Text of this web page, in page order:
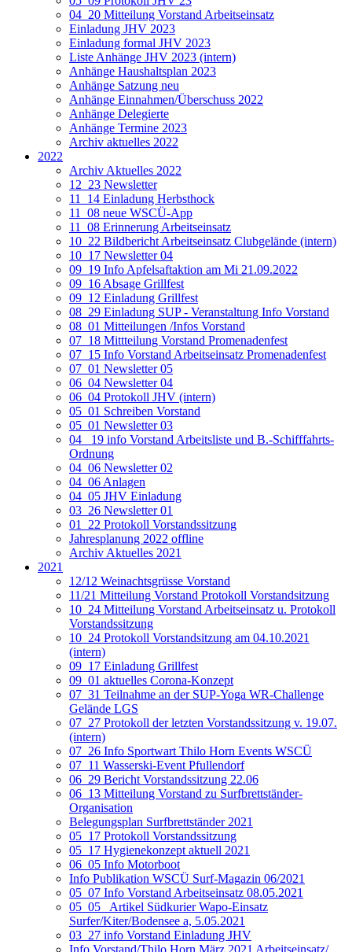
04_20 Mitteilung Vorstand Arbeitseinsatz
Einladung JHV 2023
Einladung formal JHV 2023
Liste Anhänge JHV 2023 (intern)
Anhänge Haushaltsplan 2023
Anhänge Satzung neu
Anhänge Einnahmen/Überschuss 2022
Anhänge Delegierte
Anhänge Termine 2023
Archiv aktuelles 2022
2022
Archiv Aktuelles 2022
12_23 Newsletter
11_14 Einladung Herbsthock
11_08 neue WSCÜ-App
11_08 Erinnerung Arbeitseinsatz
10_22 Bildbericht Arbeitseinsatz Clubgelände (intern)
10_17 Newsletter 04
09_19 Info Apfelsaftaktion am Mi 21.09.2022
09_16 Absage Grillfest
09_12 Einladung Grillfest
08_29 Einladung SUP - Veranstaltung Info Vorstand
08_01 Mitteilungen /Infos Vorstand
07_18 Mittteilung Vorstand Promenadenfest
07_15 Info Vorstand Arbeitseinsatz Promenadenfest
07_01 Newsletter 05
06_04 Newsletter 04
06_04 Protokoll JHV (intern)
05_01 Schreiben Vorstand
05_01 Newsletter 03
04_ 19 info Vorstand Arbeitsliste und B.-Schifffahrts-
Ordnung
04_06 Newsletter 02
04_06 Anlagen
04_05 JHV Einladung
03_26 Newsletter 01
01_22 Protokoll Vorstandssitzung
Jahresplanung 2022 offline
Archiv Aktuelles 2021
2021
12/12 Weinachtsgrüsse Vorstand
11/21 Mitteilung Vorstand Protokoll Vorstandsitzung
10_24 Mitteilung Vorstand Arbeitseinsatz u. Protokoll
Vorstandssitzung
10_24 Protokoll Vorstandsitzung am 04.10.2021
(intern)
09_17 Einladung Grillfest
09_01 aktuelles Corona-Konzept
07_31 Teilnahme an der SUP-Yoga WR-Challenge
Gelände LGS
07_27 Protokoll der letzten Vorstandssitzung v. 19.07.
(intern)
07_26 Info Sportwart Thilo Horn Events WSCÜ
07_11 Wasserski-Event Pfullendorf
06_29 Bericht Vorstandssitzung 22.06
06_13 Mitteilung Vorstand zu Surfbrettständer-
Organisation
Belegungsplan Surfbrettständer 2021
05_17 Protokoll Vorstandssitzung
05_17 Hygienekonzept aktuell 2021
06_05 Info Motorboot
Info Publikation WSCÜ Surf-Magazin 06/2021
05_07 Info Vorstand Arbeitseinsatz 08.05.2021
05_05_ Artikel Südkurier Wapo-Einsatz
Surfer/Kiter/Bodensee a, 5.05.2021
03_27 info Vorstand Einladung JHV
Info Vorstand/Thilo Horn März 2021 Arbeitseinsatz/